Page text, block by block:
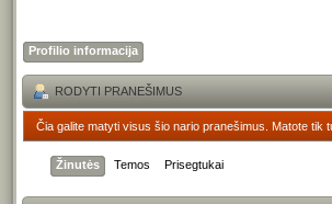
Profilio informacija
RODYTI PRANEŠIMUS
Čia galite matyti visus šio nario pranešimus. Matote tik
Žinutės Temos Prisegtukai